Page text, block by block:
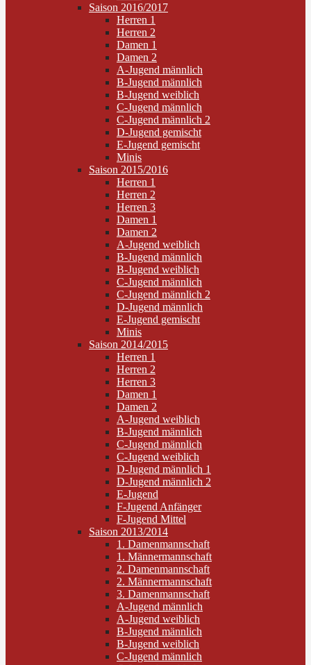
Saison 2016/2017
Herren 1
Herren 2
Damen 1
Damen 2
A-Jugend männlich
B-Jugend männlich
B-Jugend weiblich
C-Jugend männlich
C-Jugend männlich 2
D-Jugend gemischt
E-Jugend gemischt
Minis
Saison 2015/2016
Herren 1
Herren 2
Herren 3
Damen 1
Damen 2
A-Jugend weiblich
B-Jugend männlich
B-Jugend weiblich
C-Jugend männlich
C-Jugend männlich 2
D-Jugend männlich
E-Jugend gemischt
Minis
Saison 2014/2015
Herren 1
Herren 2
Herren 3
Damen 1
Damen 2
A-Jugend weiblich
B-Jugend männlich
C-Jugend männlich
C-Jugend weiblich
D-Jugend männlich 1
D-Jugend männlich 2
E-Jugend
F-Jugend Anfänger
F-Jugend Mittel
Saison 2013/2014
1. Damenmannschaft
1. Männermannschaft
2. Damenmannschaft
2. Männermannschaft
3. Damenmannschaft
A-Jugend männlich
A-Jugend weiblich
B-Jugend männlich
B-Jugend weiblich
C-Jugend männlich